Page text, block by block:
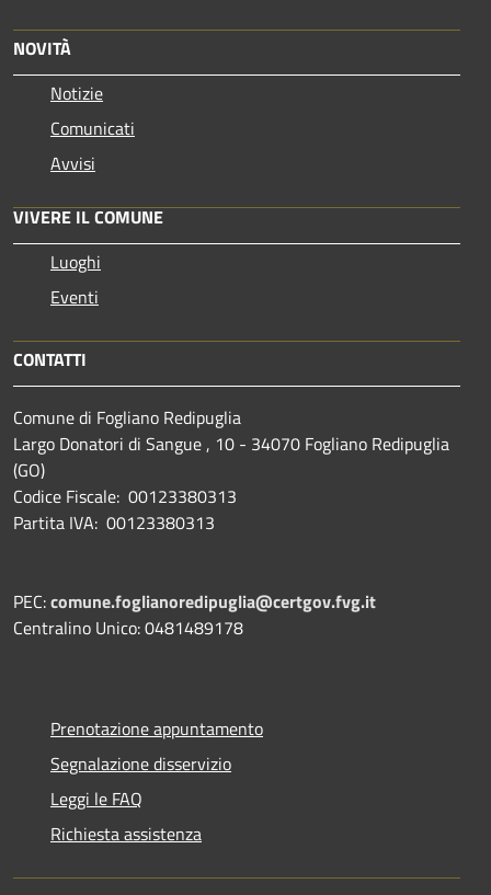
NOVITÀ
Notizie
Comunicati
Avvisi
VIVERE IL COMUNE
Luoghi
Eventi
CONTATTI
Comune di Fogliano Redipuglia
Largo Donatori di Sangue , 10 - 34070 Fogliano Redipuglia
(GO)
Codice Fiscale: 00123380313
Partita IVA: 00123380313
PEC:comune.foglianoredipuglia@certgov.fvg.it
Centralino Unico: 0481489178
Prenotazione appuntamento
Segnalazione disservizio
Leggi le FAQ
Richiesta assistenza